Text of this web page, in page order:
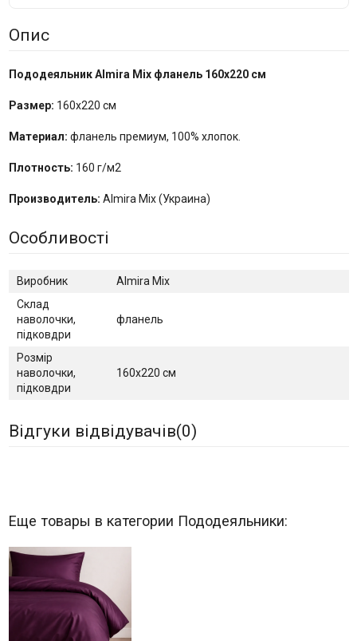
Опис
Пододеяльник Almira Mix фланель 160x220 см
Размер: 160x220 см
Материал: фланель премиум, 100% хлопок.
Плотность: 160 г/м2
Производитель: Almira Mix (Украина)
Особливості
Виробник
Almira Mix
Склад
наволочки,
підковдри
фланель
Розмір
наволочки,
підковдри
160х220 см
Відгуки відвідувачів(0)
Еще товары в категории Пододеяльники: